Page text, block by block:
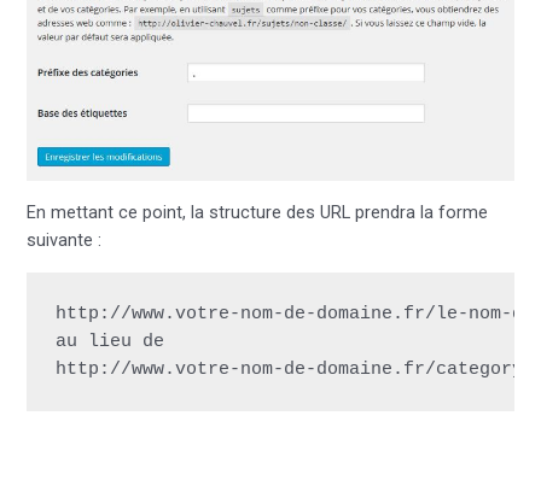
En mettant ce point, la structure des URL prendra la forme
suivante :
http://www.votre-nom-de-domaine.fr/le-nom-
au lieu de
http://www.votre-nom-de-domaine.fr/category/